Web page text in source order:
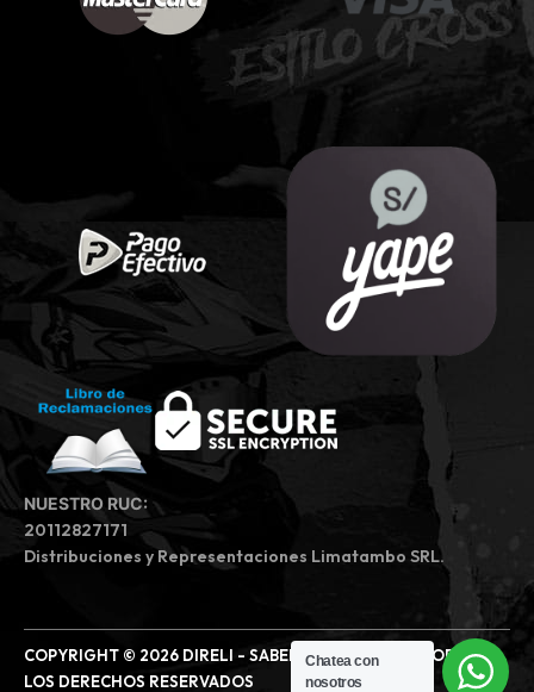
NUESTRO RUC:
20112827171
Distribuciones y Representaciones Limatambo SRL.
COPYRIGHT © 2026 DIRELI - SABEMOS DE MOTOS | TODOS
LOS DERECHOS RESERVADOS
Chatea con
nosotros